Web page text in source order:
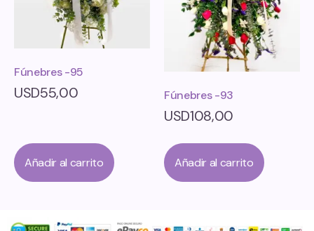
Fúnebres -95
USD55,00
Añadir al carrito
Fúnebres -93
USD108,00
Añadir al carrito